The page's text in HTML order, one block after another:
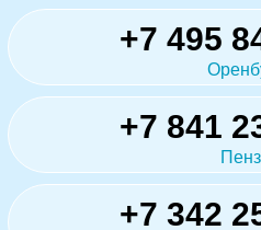
+7 495
+7 841
+7 342